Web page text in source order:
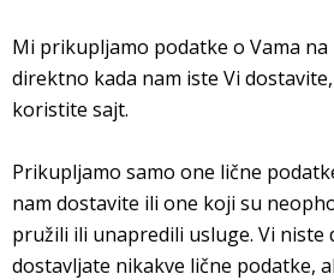
Mi prikupljamo podatke o Vama
direktno kada nam iste Vi
koristite sajt.
Prikupljamo samo one lične
nam dostavite ili one koji su
pružili ili unapredili usluge. Vi niste
dostavljate nikakve lične podatke,